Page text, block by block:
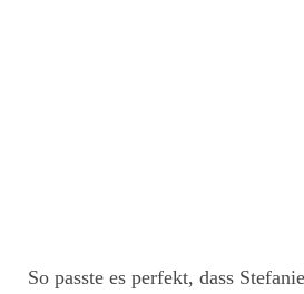
So passte es perfekt, dass